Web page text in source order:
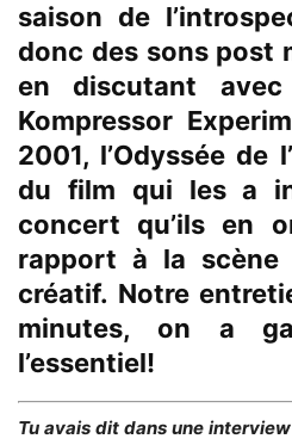
saison de
donc des sons post
en discutant
Kompressor
2001, l’Odyssée de
du film qui les a
concert qu’ils en
rapport à la scène
créatif. Notre
minutes, on a
l’essentiel!
Tu avais dit dans une